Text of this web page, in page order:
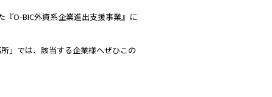
O-BIC外資系企業進出支援事業』に
」では、該当する企業様へぜひこの